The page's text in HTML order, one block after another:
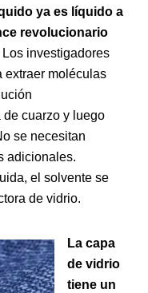
ya es líquido a
revolucionario
Los investigadores
extraer moléculas
de cuarzo y luego
se necesitan
adicionales.
el solvente se
de vidrio.
La capa
de vidrio
tiene un